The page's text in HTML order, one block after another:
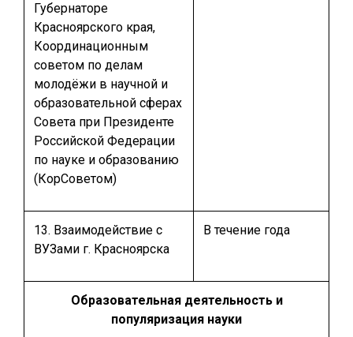
Губернаторе
Красноярского края,
Координационным
советом по делам
молодёжи в научной и
образовательной сферах
Совета при Президенте
Российской Федерации
по науке и образованию
(КорСоветом)
13. Взаимодействие с
ВУЗами г. Красноярска
В течение года
Образовательная деятельность и
популяризация науки